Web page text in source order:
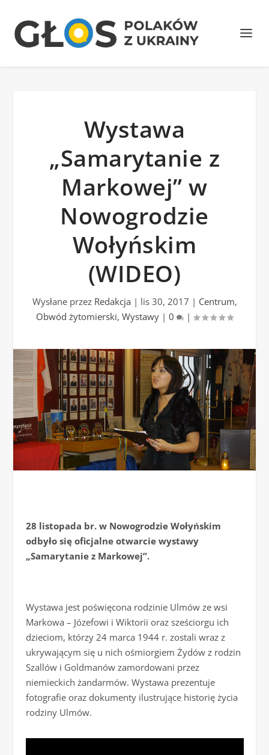
Wystawa
„Samarytanie z
Markowej” w
Nowogrodzie
Wołyńskim
(WIDEO)
Wysłane przez Redakcja | lis 30, 2017 | Centrum,
Obwód żytomierski, Wystawy | 0 |
28 listopada br. w Nowogrodzie Wołyńskim
odbyło się oficjalne otwarcie wystawy
„Samarytanie z Markowej”.
Wystawa jest poświęcona rodzinie Ulmów ze wsi
Markowa – Józefowi i Wiktorii oraz sześciorgu ich
dzieciom, którzy 24 marca 1944 r. zostali wraz z
ukrywającym się u nich ośmiorgiem Żydów z rodzin
Szallów i Goldmanów zamordowani przez
niemieckich żandarmów. Wystawa prezentuje
fotografie oraz dokumenty ilustrujące historię życia
rodziny Ulmów.